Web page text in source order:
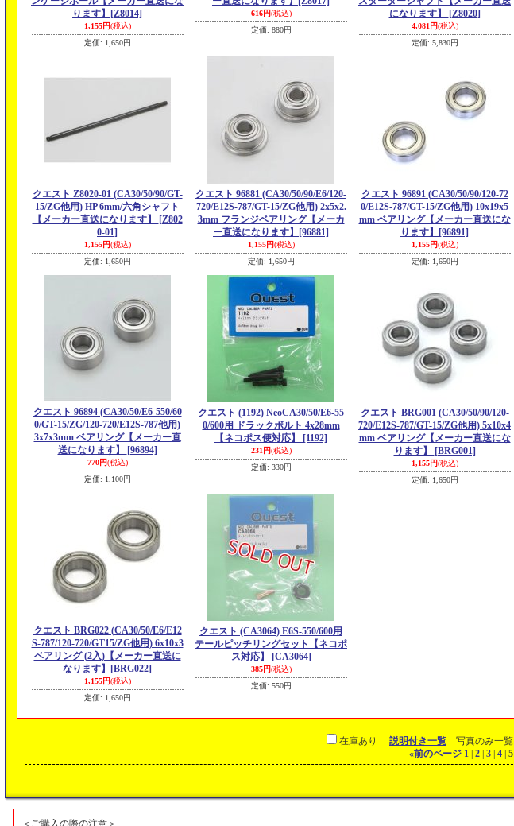
ります】
[Z8014]
1,155円(税込)
定価: 1,650円
616円(税込)
定価: 880円
になります】
[Z8020]
4,081円(税込)
定価: 5,830円
クエスト Z8020-01 (CA30/50/90/GT-
15/ZG他用) HP 6mm/六角シャフト
【メーカー直送になります】
[Z802
0-01]
1,155円(税込)
定価: 1,650円
クエスト 96881 (CA30/50/90/E6/120-
720/E12S-787/GT-15/ZG他用) 2x5x2.
3mm フランジベアリング【メーカ
ー直送になります】
[96881]
1,155円(税込)
定価: 1,650円
クエスト 96891 (CA30/50/90/120-72
0/E12S-787/GT-15/ZG他用) 10x19x5
mm ベアリング【メーカー直送にな
ります】
[96891]
1,155円(税込)
定価: 1,650円
クエスト 96894 (CA30/50/E6-550/60
0/GT-15/ZG/120-720/E12S-787他用)
3x7x3mm ベアリング【メーカー直
送になります】
[96894]
770円(税込)
定価: 1,100円
クエスト (1192) NeoCA30/50/E6-55
0/600用 ドラックボルト 4x28mm
【ネコポス便対応】
[1192]
231円(税込)
定価: 330円
クエスト BRG001 (CA30/50/90/120-
720/E12S-787/GT-15/ZG他用) 5x10x4
mm ベアリング【メーカー直送にな
ります】
[BRG001]
1,155円(税込)
定価: 1,650円
クエスト BRG022 (CA30/50/E6/E12
S-787/120-720/GT15/ZG他用) 6x10x3
ベアリング (2入)【メーカー直送に
なります】
[BRG022]
1,155円(税込)
定価: 1,650円
クエスト (CA3064) E6S-550/600用
テールピッチリングセット【ネコポ
ス対応】
[CA3064]
385円(税込)
定価: 550円
在庫あり 説明付き一覧 写真のみ一覧
«前のページ 1 2 3 4 5
＜ご購入の際の注意＞